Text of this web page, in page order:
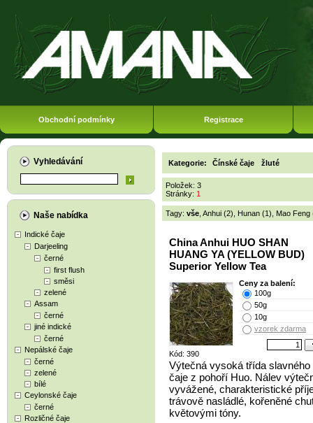
Obchodní podmínky Registrace
Vyhledávání
Naše nabídka
Indické čaje
Darjeeling
černé
first flush
směsi
zelené
Assam
černé
jiné indické
černé
Nepálské čaje
černé
zelené
bílé
Ceylonské čaje
černé
Rozličné čaje
Kategorie: Čínské čaje žluté
Položek: 3
Stránky: 1
Tagy: vše Anhui (2) Hunan (1) Mao Feng
China Anhui HUO SHAN
HUANG YA (YELLOW BUD)
Superior Yellow Tea
Kód: 390
Ceny za balení:
100g
50g
10g
vzorek zdarma
Výtečná vysoká třída slavného
čaje z pohoří Huo. Nálev
vyvážené, charakteristické
trávově nasládlé, kořeněné
květovými tóny.